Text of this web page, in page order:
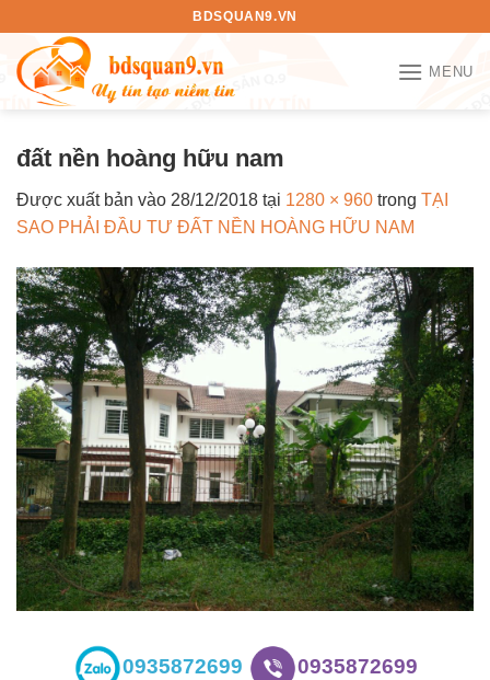
nội
dung
BDSQUAN9.VN
MENU
đất nền hoàng hữu nam
Được xuất bản vào 28/12/2018 tại 1280 × 960 trong TẠI
SAO PHẢI ĐẦU TƯ ĐẤT NỀN HOÀNG HỮU NAM
0935872699 0935872699